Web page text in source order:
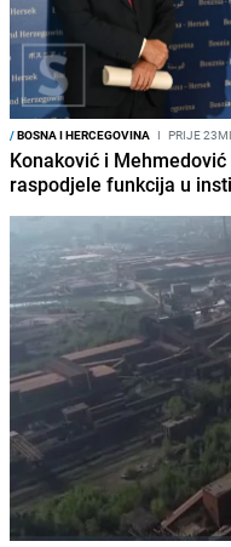
/BOSNA I HERCEGOVINA I PRIJE
Konaković i
raspodjele funkcija u